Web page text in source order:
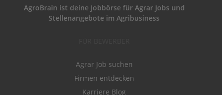
AgroBrain ist deine Jobbörse für Agrar Jobs und
Stellenangebote im Agribusiness
Agrar Job suchen
Firmen entdecken
Karriere Blog